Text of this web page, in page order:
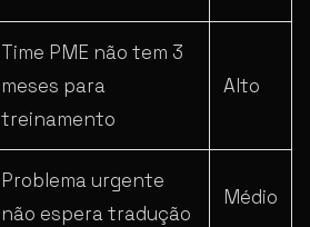
Time PME não tem 3
meses para
treinamento
Alto
Problema urgente
não espera tradução
Médio